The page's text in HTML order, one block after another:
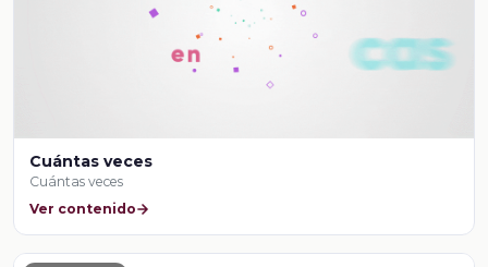
Cuántas veces
Cuántas veces
Ver contenido